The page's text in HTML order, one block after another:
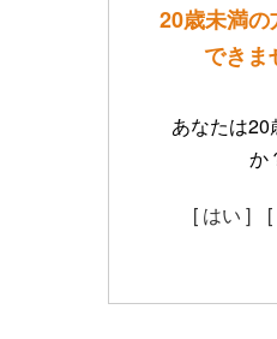
20歳未満
できま
あなたは20
か
[ はい ]